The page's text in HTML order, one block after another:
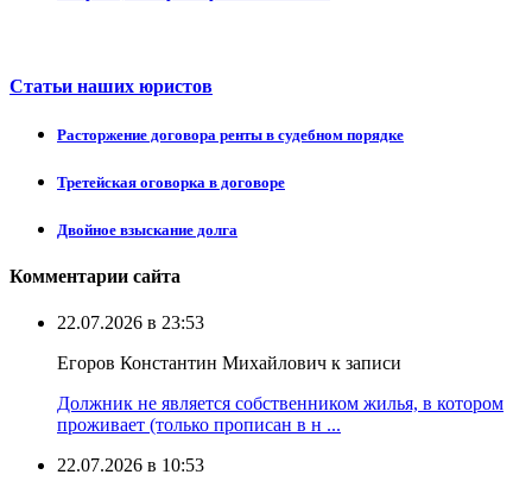
Статьи наших юристов
Расторжение договора ренты в судебном порядке
Третейская оговорка в договоре
Двойное взыскание долга
Комментарии сайта
22.07.2026 в 23:53
Егоров Константин Михайлович к записи
Должник не является собственником жилья, в котором
проживает (только прописан в н ...
22.07.2026 в 10:53